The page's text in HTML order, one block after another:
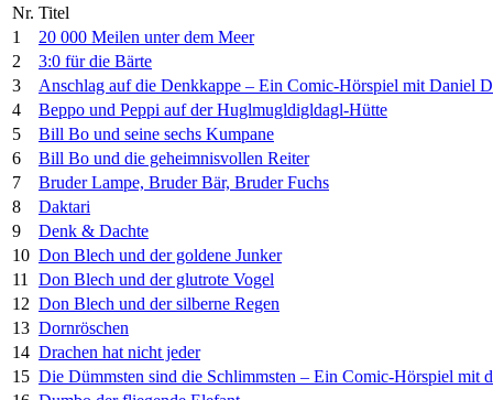
Nr. Titel
1
20 000 Meilen unter dem Meer
2
3:0 für die Bärte
3
Anschlag auf die Denkkappe – Ein Comic-Hörspiel mit Daniel
4
Beppo und Peppi auf der Huglmugldigldagl-Hütte
5
Bill Bo und seine sechs Kumpane
6
Bill Bo und die geheimnisvollen Reiter
7
Bruder Lampe, Bruder Bär, Bruder Fuchs
8
Daktari
9
Denk & Dachte
10 Don Blech und der goldene Junker
11
Don Blech und der glutrote Vogel
12 Don Blech und der silberne Regen
13 Dornröschen
14 Drachen hat nicht jeder
15 Die Dümmsten sind die Schlimmsten – Ein Comic-Hörspiel mit